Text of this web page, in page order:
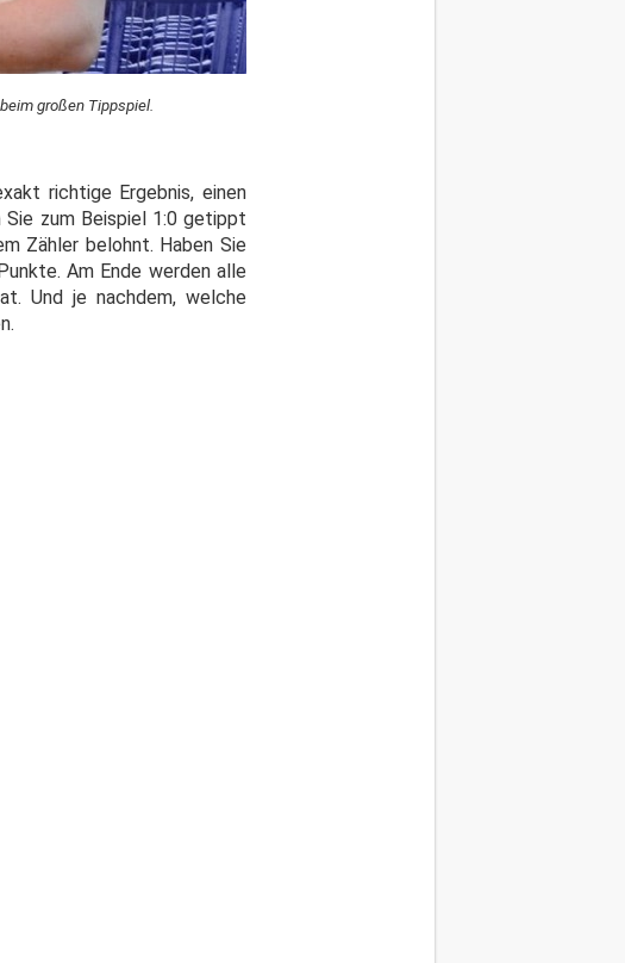
großen Tippspiel.
richtige Ergebnis, einen
Sie zum Beispiel 1:0 getippt
Zähler belohnt. Haben Sie
Am Ende werden alle
Und je nachdem, welche